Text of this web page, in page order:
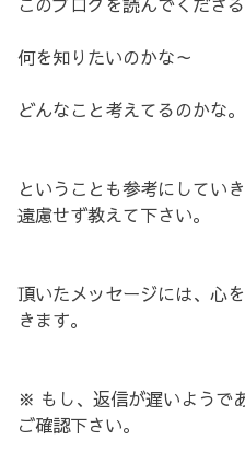
何を知りたいのかな～
どんなこと考えてるのかな。
ということも参考にしてい
遠慮せず教えて下さい。
頂いたメッセージには、心
きます。
※ もし、返信が遅いようで
ご確認下さい。